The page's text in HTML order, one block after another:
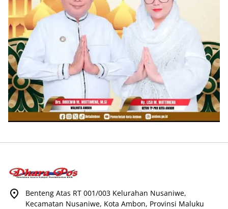
Benteng Atas RT 001/003 Kelurahan Nusaniwe,
Kecamatan Nusaniwe, Kota Ambon, Provinsi Maluku